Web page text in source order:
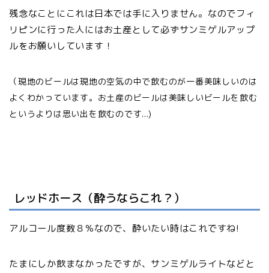
残念なことにこれは日本では手に入りません。なのでフィ
リピンに行った人にはお土産として必ずサンミゲルアップ
ルをお願いしています！
（現地のビールは現地の空気の中で飲むのが一番美味しいのは
よくわかっています。お土産のビールは美味しいビールを飲む
というよりは思い出を飲むのです...)
レッドホース（酔うならこれ？）
アルコール度数８％なので、酔いたい時はこれですね!
たまにしか飲まなかったですが、サンミゲルライトなどと